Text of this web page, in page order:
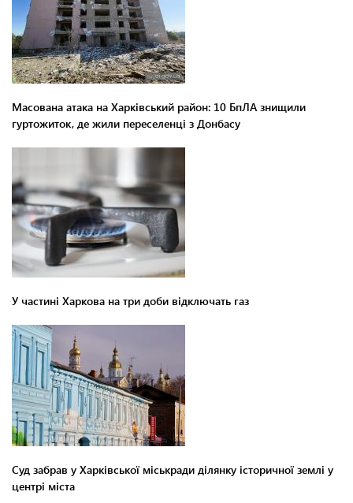
Масована атака на Харківський район: 10 БпЛА знищили
гуртожиток, де жили переселенці з Донбасу
У частині Харкова на три доби відключать газ
Суд забрав у Харківської міськради ділянку історичної землі у
центрі міста